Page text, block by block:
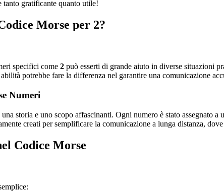
tanto gratificante quanto utile!
Morse per 2?
specifici come 2 può esserti di grande aiuto in diverse situazioni
potrebbe fare la differenza nel garantire una comunicazione
Numeri
storia e uno scopo affascinanti. Ogni numero è stato assegnato
creati per semplificare la comunicazione a lunga distanza,
Codice Morse